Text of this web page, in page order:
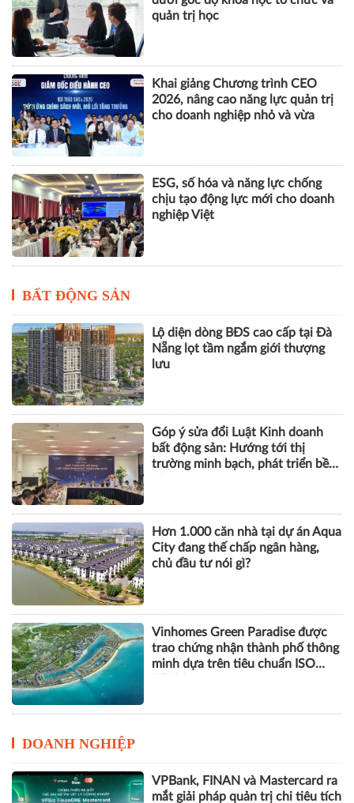
cho doanh nghiệp nhỏ và vừa
ESG, số hóa và năng lực chống
chịu tạo động lực mới cho doanh
nghiệp Việt
BẤT ĐỘNG SẢN
Lộ diện dòng BĐS cao cấp tại Đà
Góp ý sửa đổi Luật Kinh doanh
bất động sản: Hướng tới thị
trường minh bạch, phát triển bền
Hơn 1.000 căn nhà tại dự án Aqua
City đang thế chấp ngân hàng,
chủ đầu tư nói gì?
Vinhomes Green Paradise được
trao chứng nhận thành phố thông
minh dựa trên tiêu chuẩn ISO
DOANH NGHIỆP
VPBank, FINAN và Mastercard ra
GPBank mở rộng hệ sinh thái tài
chính, đồng hành cùng nhịp phát